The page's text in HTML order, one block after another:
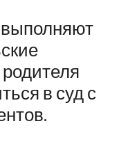
выполняют
родителя
в суд с